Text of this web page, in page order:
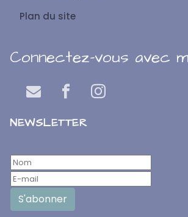
Plan du site
Connectez-vous avec
NEWSLETTER